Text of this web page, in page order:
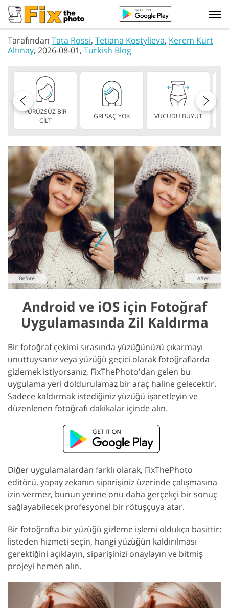
Tarafından Tata Rossi, Tetiana Kostylieva, Kerem Kurt
Altınay, 2026-08-01, Turkish Blog
PÜRÜZSÜZ BİR
CİLT
GRİ SAÇ YOK VÜCUDU BÜYÜT
Android ve iOS için Fotoğraf
Uygulamasında Zil Kaldırma
Bir fotoğraf çekimi sırasında yüzüğünüzü çıkarmayı
unuttuysanız veya yüzüğü geçici olarak fotoğraflarda
gizlemek istiyorsanız, FixThePhoto'dan gelen bu
uygulama yeri doldurulamaz bir araç haline gelecektir.
Sadece kaldırmak istediğiniz yüzüğü işaretleyin ve
düzenlenen fotoğrafı dakikalar içinde alın.
Diğer uygulamalardan farklı olarak, FixThePhoto
editörü, yapay zekanın siparişiniz üzerinde çalışmasına
izin vermez, bunun yerine onu daha gerçekçi bir sonuç
sağlayabilecek profesyonel bir rötuşçuya atar.
Bir fotoğrafta bir yüzüğü gizleme işlemi oldukça basittir:
listeden hizmeti seçin, hangi yüzüğün kaldırılması
gerektiğini açıklayın, siparişinizi onaylayın ve bitmiş
projeyi hemen alın.